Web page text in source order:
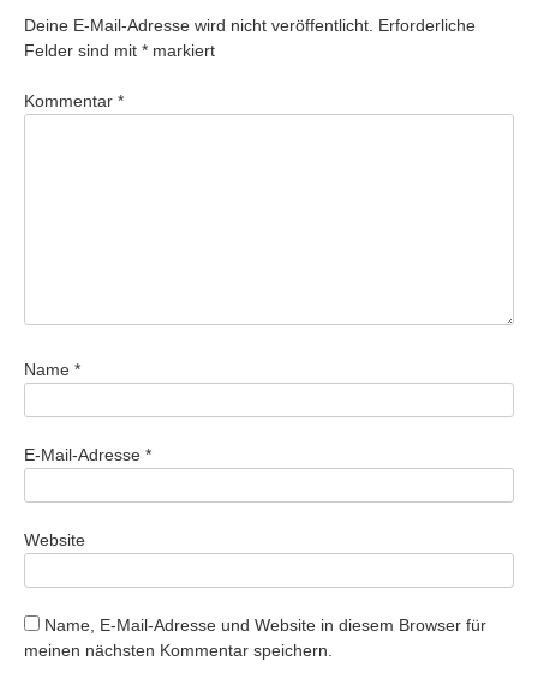
Deine E-Mail-Adresse wird nicht veröffentlicht. Erforderliche
Felder sind mit * markiert
Kommentar *
Name *
E-Mail-Adresse *
Website
Name, E-Mail-Adresse und Website in diesem Browser für
meinen nächsten Kommentar speichern.